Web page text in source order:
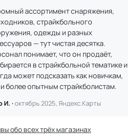
ассортимент снаряжения,
страйкбольного
одежды и разных
— тут чистая десятка.
понимает, что он продаёт,
в страйкбольной тематике и
может подсказать как новичкам,
и более опытным страйкболистам.
И. ·октябрь 2025, Яндекс.Карты
обо всех трёх магазинах